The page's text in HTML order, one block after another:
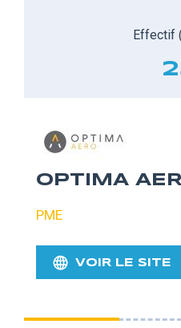
Effectif
OPTIMA
PME
VOIR LE SITE